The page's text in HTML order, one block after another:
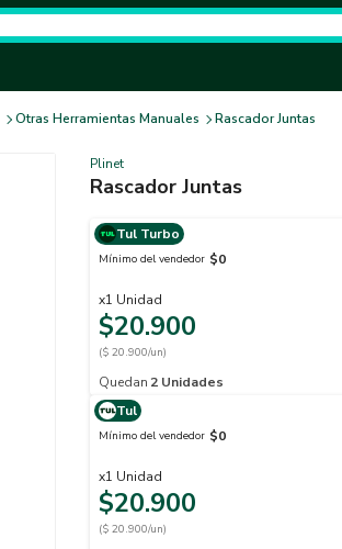
Otras Herramientas Manuales Rascador Juntas
Plinet
Rascador Juntas
Tul Turbo
Mínimo del vendedor $0
x1 Unidad
$20.900
($ 20.900/un)
Quedan 2 Unidades
Tul
Mínimo del vendedor $0
x1 Unidad
$20.900
($ 20.900/un)